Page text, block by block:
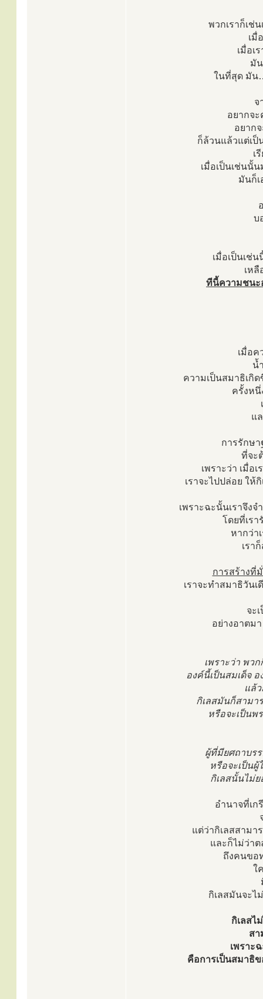
พวกเราก็เช่
เมื่
เมื่อเ
มั
ในที่สุด มัน
จ
อยากจะ
อยาก
ก็ล้วนแล้วแต่เป็
เ
เมื่อเป็นเช่นนั้
มันก็
บ
เมื่อเป็นเช่
เหลื
ทีนี้ความชนะ
เมื่อค
น้
ความเป็นสมาธิเกิ
ครั้งหนึ่
แ
การรักษา
ที่จะ
เพราะว่า เมื่อ
เราจะไปปล่อย ให้
เพราะฉะนั้นเราจึง
โดยที่เร
หากว่า
เรา
การสร้างที่
เราจะทำสมาธิวันเ
จะ
อย่างอาตม
เพราะว่า พว
องค์นี้เป็นสมเด็จ
แล้
กิเลสมันก็สามา
หรือจะเป็นพ
ผู้ที่มียศถาบร
หรือจะเป็น
กิเลสนั้นไม่
อำนาจที่เก
แต่ว่ากิเลสสามา
และก็ไม่ว่า
ถึงคนขอ
ใ
กิเลสมันจะไ
กิเลสไ
สา
เพราะ
คือการเป็นสมาธิข